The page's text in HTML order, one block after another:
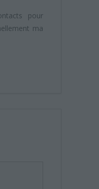
pour
ma